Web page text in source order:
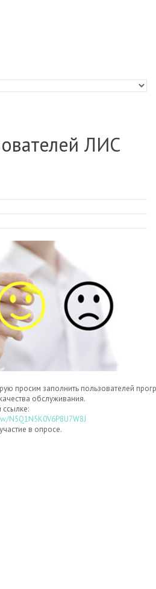
ЛИС
просим заполнить пользователей
качества обслуживания.
ссылке:
N5Q1N5K0V6P8U7W8J
участие в опросе.